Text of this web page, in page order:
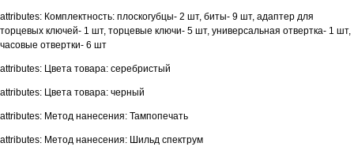
attributes: Комплектность: плоскогубцы- 2 шт, биты- 9 шт, адаптер для
торцевых ключей- 1 шт, торцевые ключи- 5 шт, универсальная отвертка- 1 шт,
часовые отвертки- 6 шт
attributes: Цвета товара: серебристый
attributes: Цвета товара: черный
attributes: Метод нанесения: Тампопечать
attributes: Метод нанесения: Шильд спектрум